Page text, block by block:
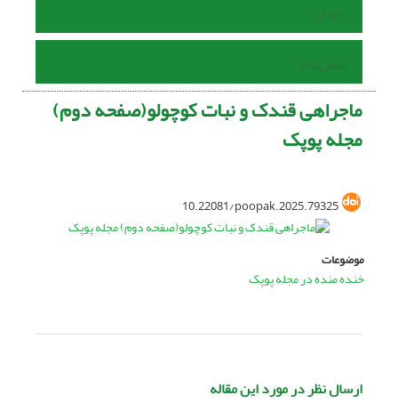
داوران
تماس با ما
ماجراهی قندک و نبات کوچولو(صفحه دوم)
مجله پوپک
10.22081/poopak.2025.79325
موضوعات
خنده منده در مجله پوپک
ارسال نظر در مورد این مقاله